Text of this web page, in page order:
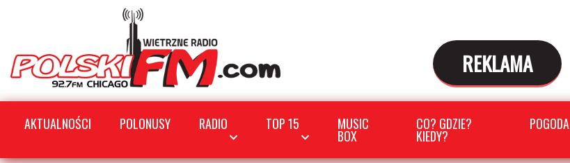
REKLAMA
AKTUALNOŚCI POLONUSY RADIO TOP 15 MUSIC
BOX
CO? GDZIE?
KIEDY?
POGODA